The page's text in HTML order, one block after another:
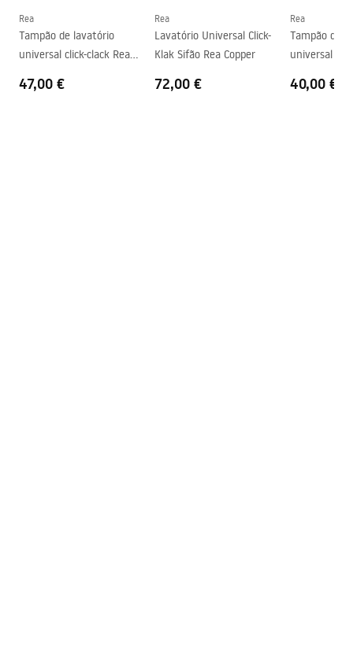
Forma
Furo da bateria
Sim
Rea
Tampão de lavatório
universal click-clack Rea
47,00 €
Rea
Lavatório Universal Click-
Klak Sifão Rea Copper
72,00 €
Rea
Tampão de
universal
40,00 €